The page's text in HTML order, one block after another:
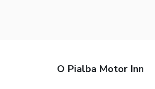
O Pialba Motor Inn